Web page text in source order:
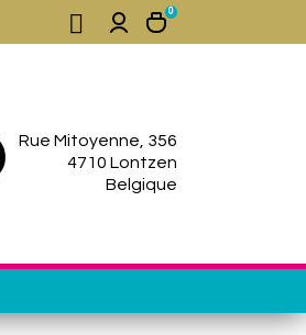
 0
Rue Mitoyenne, 356
4710 Lontzen
Belgique